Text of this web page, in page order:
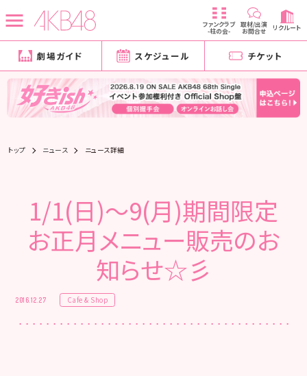
ファンクラブ
-柱の会-
取材/出演
お問合せ リクルート
劇場ガイド スケジュール チケット
トップ ニュース ニュース詳細
1/1(日)～9(月)期間限定
お正月メニュー販売のお
知らせ☆彡
2016.12.27 Cafe & Shop